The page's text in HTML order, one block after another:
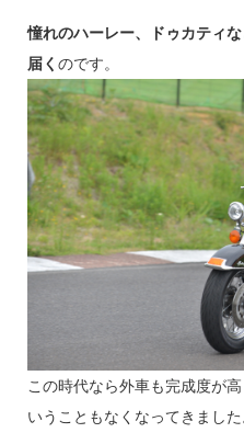
憧れのハーレー、ドゥカティ
届く のです。
この時代なら外車も完成度が
いうこともなくなってきました